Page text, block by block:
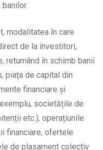
modalitatea în care
de la investitori,
returnând în schimb banii
piața de capital din
financiare și
societățile de
etc.), operațiunile
financiare, ofertele
de plasament colectiv